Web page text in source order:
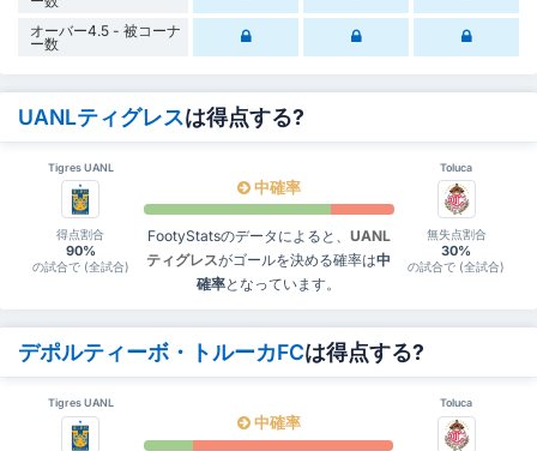
オーバー4.5 - 被コーナ
ー数
UANLティグレスは得点する?
Tigres UANL Toluca
得点割合
90%
の試合で (全試合)
中確率
FootyStatsのデータによると、 UANL
ティグレスがゴールを決める確率は中
確率となっています。
無失点割合
30%
の試合で (全試合)
デポルティーボ・トルーカFCは得点する?
Tigres UANL Toluca
中確率